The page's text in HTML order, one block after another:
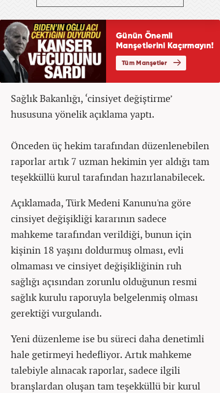
Sağlık Bakanlığı, ‘cinsiyet değiştirme’
hususuna yönelik açıklama yaptı.
Önceden üç hekim tarafından düzenlenebilen
raporlar artık 7 uzman hekimin yer aldığı tam
teşekküllü kurul tarafından hazırlanabilecek.
Açıklamada, Türk Medeni Kanunu'na göre
cinsiyet değişikliği kararının sadece
mahkeme tarafından verildiği, bunun için
kişinin 18 yaşını doldurmuş olması, evli
olmaması ve cinsiyet değişikliğinin ruh
sağlığı açısından zorunlu olduğunun resmi
sağlık kurulu raporuyla belgelenmiş olması
gerektiği vurgulandı.
Yeni düzenleme ise bu süreci daha denetimli
hale getirmeyi hedefliyor. Artık mahkeme
talebiyle alınacak raporlar, sadece ilgili
branşlardan oluşan tam teşekküllü bir kurul